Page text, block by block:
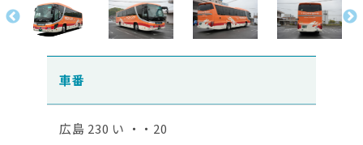
車番
広島 230 い ・・20